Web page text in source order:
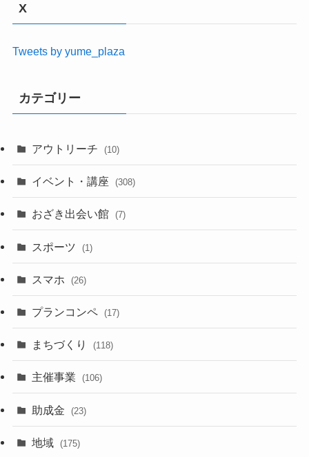
X
Tweets by yume_plaza
カテゴリー
アウトリーチ (10)
イベント・講座 (308)
おざき出会い館 (7)
スポーツ (1)
スマホ (26)
プランコンペ (17)
まちづくり (118)
主催事業 (106)
助成金 (23)
地域 (175)